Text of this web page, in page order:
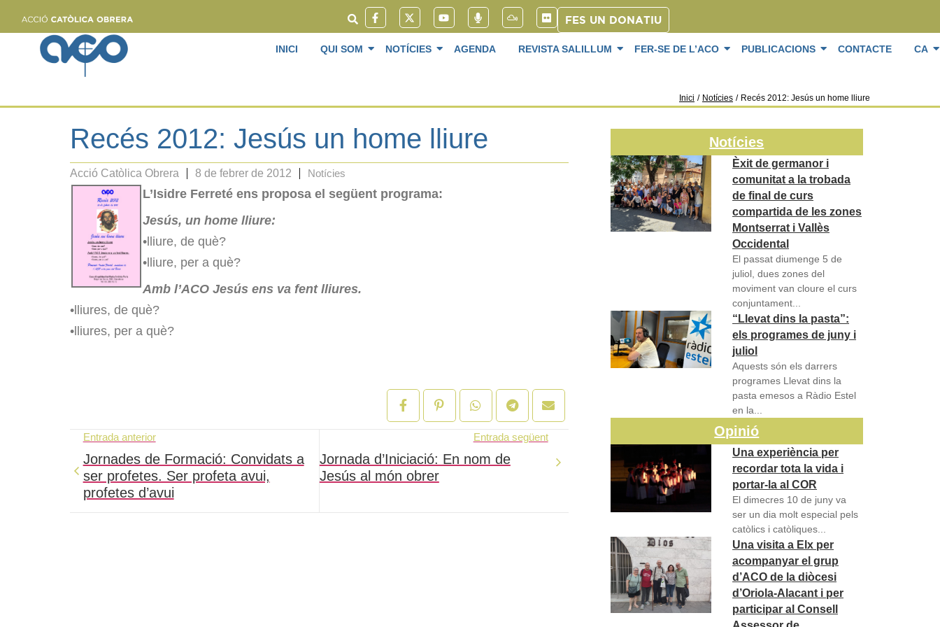
FES UN DONATIU
INICI QUI SOM NOTÍCIES AGENDA REVISTA SALILLUM FER-SE DE L’ACO PUBLICACIONS CONTACTE CA
Inici / Notícies / Recés 2012: Jesús un home lliure
Recés 2012: Jesús un home lliure
Acció Catòlica Obrera 8 de febrer de 2012 Notícies
L’Isidre Ferreté ens proposa el següent programa:
Jesús, un home lliure:
•lliure, de què?
•lliure, per a què?
Amb l’ACO Jesús ens va fent lliures.
•lliures, de què?
•lliures, per a què?
Entrada anterior
Jornades de Formació: Convidats a
ser profetes. Ser profeta avui,
profetes d’avui
Entrada següent
Jornada d’Iniciació: En nom de
Jesús al món obrer
Notícies
Èxit de germanor i
comunitat a la trobada
de final de curs
compartida de les zones
Montserrat i Vallès
Occidental
El passat diumenge 5 de
juliol, dues zones del
moviment van cloure el curs
conjuntament...
“Llevat dins la pasta”:
els programes de juny i
juliol
Aquests són els darrers
programes Llevat dins la
pasta emesos a Ràdio Estel
en la...
Opinió
Una experiència per
recordar tota la vida i
portar-la al COR
El dimecres 10 de juny va
ser un dia molt especial pels
catòlics i catòliques...
Una visita a Elx per
acompanyar el grup
d’ACO de la diòcesi
d’Oriola-Alacant i per
participar al Consell